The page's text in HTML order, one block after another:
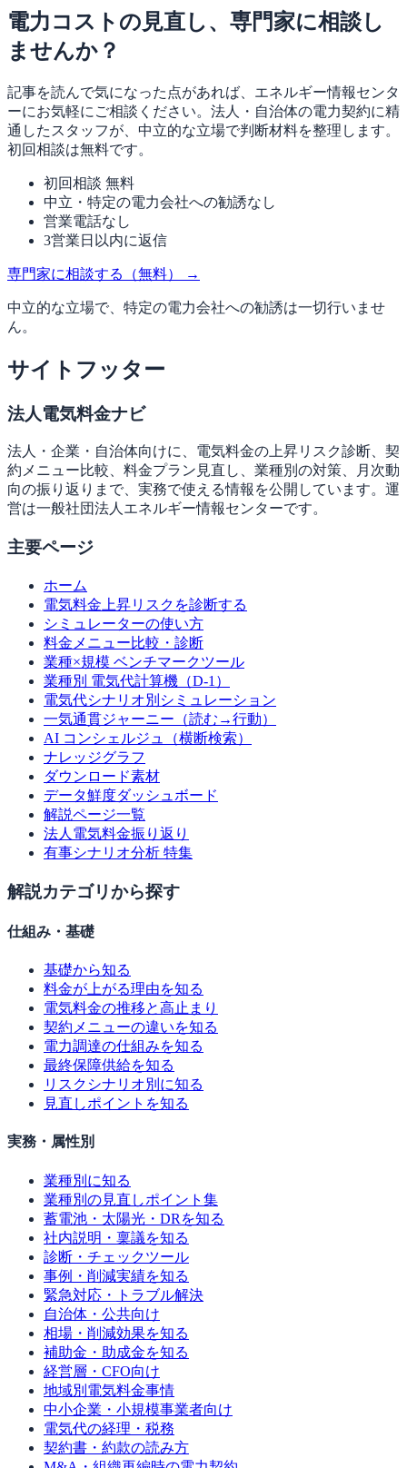
電力コストの見直し、専門家に相談し
ませんか？
記事を読んで気になった点があれば、エネルギー情報センタ
ーにお気軽にご相談ください。法人・自治体の電力契約に精
通したスタッフが、中立的な立場で判断材料を整理します。
初回相談は無料です。
初回相談 無料
中立・特定の電力会社への勧誘なし
営業電話なし
3営業日以内に返信
専門家に相談する（無料） →
中立的な立場で、特定の電力会社への勧誘は一切行いませ
ん。
サイトフッター
法人電気料金ナビ
法人・企業・自治体向けに、電気料金の上昇リスク診断、契
約メニュー比較、料金プラン見直し、業種別の対策、月次動
向の振り返りまで、実務で使える情報を公開しています。運
営は一般社団法人エネルギー情報センターです。
主要ページ
ホーム
電気料金上昇リスクを診断する
シミュレーターの使い方
料金メニュー比較・診断
業種×規模 ベンチマークツール
業種別 電気代計算機（D-1）
電気代シナリオ別シミュレーション
一気通貫ジャーニー（読む→行動）
AI コンシェルジュ（横断検索）
ナレッジグラフ
ダウンロード素材
データ鮮度ダッシュボード
解説ページ一覧
法人電気料金振り返り
有事シナリオ分析 特集
解説カテゴリから探す
仕組み・基礎
基礎から知る
料金が上がる理由を知る
電気料金の推移と高止まり
契約メニューの違いを知る
電力調達の仕組みを知る
最終保障供給を知る
リスクシナリオ別に知る
見直しポイントを知る
実務・属性別
業種別に知る
業種別の見直しポイント集
蓄電池・太陽光・DRを知る
社内説明・稟議を知る
診断・チェックツール
事例・削減実績を知る
緊急対応・トラブル解決
自治体・公共向け
相場・削減効果を知る
補助金・助成金を知る
経営層・CFO向け
地域別電気料金事情
中小企業・小規模事業者向け
電気代の経理・税務
契約書・約款の読み方